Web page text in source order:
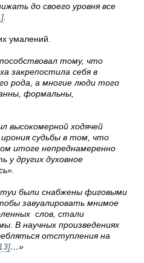
до своего уровня все
умалений.
тому, что
закрепостила себя в
рода, а многие люди того
формальны,
высокомерной ходячей
судьбы в том, что
итоге непреднамеренно
у других духовное
были снабжены фиговыми
завуалировать мнимое
слов, стали
В научных произведениях
отступления на
…»